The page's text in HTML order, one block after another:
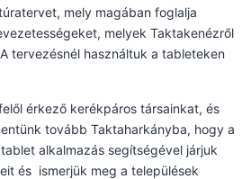
mely magában foglalja
melyek Taktakenézről
tervezésnél használtuk a tableteken
érkező kerékpáros társainkat, és
tovább Taktaharkányba, hogy a
alkalmazás segítségével járjuk
és ismerjük meg a települések